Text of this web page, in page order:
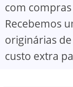
com
Recebemos
originárias
custo extra